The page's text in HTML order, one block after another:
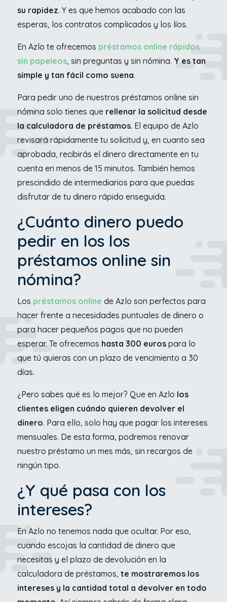
su rapidez. Y es que hemos acabado con las
esperas, los contratos complicados y los líos.
En Azlo te ofrecemos préstamos online rápidos
sin papeleos, sin preguntas y sin nómina. Y es tan
simple y tan fácil como suena.
Para pedir uno de nuestros préstamos online sin
nómina solo tienes que rellenar la solicitud desde
la calculadora de préstamos. El equipo de Azlo
revisará rápidamente tu solicitud y, en cuanto sea
aprobada, recibirás el dinero directamente en tu
cuenta en menos de 15 minutos. También hemos
prescindido de intermediarios para que puedas
disfrutar de tu dinero rápido enseguida.
¿Cuánto dinero puedo
pedir en los los
préstamos online sin
nómina?
Los préstamos online de Azlo son perfectos para
hacer frente a necesidades puntuales de dinero o
para hacer pequeños pagos que no pueden
esperar. Te ofrecemos hasta 300 eurospara lo
que tú quieras con un plazo de vencimiento a 30
días.
¿Pero sabes qué es lo mejor? Que en Azlo los
clientes eligen cuándo quieren devolver el
dinero. Para ello, solo hay que pagar los intereses
mensuales. De esta forma, podremos renovar
nuestro préstamo un mes más, sin recargos de
ningún tipo.
¿Y qué pasa con los
intereses?
En Azlo no tenemos nada que ocultar. Por eso,
cuando escojas la cantidad de dinero que
necesitas y el plazo de devolución en la
calculadora de préstamos, te mostraremos los
intereses y la cantidad total a devolver en todo